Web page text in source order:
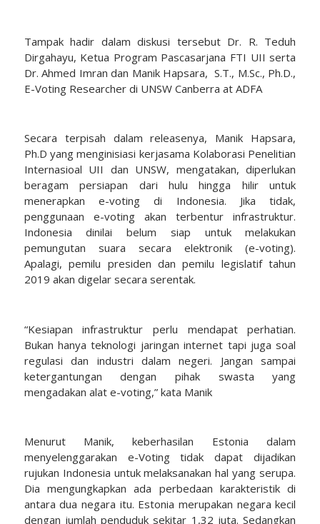
Tampak hadir dalam diskusi tersebut Dr. R. Teduh
Dirgahayu, Ketua Program Pascasarjana FTI UII serta
Dr. Ahmed Imran dan Manik Hapsara, S.T., M.Sc., Ph.D.,
E-Voting Researcher di UNSW Canberra at ADFA
Secara terpisah dalam releasenya, Manik Hapsara,
Ph.D yang menginisiasi kerjasama Kolaborasi Penelitian
Internasioal UII dan UNSW, mengatakan, diperlukan
beragam persiapan dari hulu hingga hilir untuk
menerapkan e-voting di Indonesia. Jika tidak,
penggunaan e-voting akan terbentur infrastruktur.
Indonesia dinilai belum siap untuk melakukan
pemungutan suara secara elektronik (e-voting).
Apalagi, pemilu presiden dan pemilu legislatif tahun
2019 akan digelar secara serentak.
“Kesiapan infrastruktur perlu mendapat perhatian.
Bukan hanya teknologi jaringan internet tapi juga soal
regulasi dan industri dalam negeri. Jangan sampai
ketergantungan dengan pihak swasta yang
mengadakan alat e-voting,” kata Manik
Menurut Manik, keberhasilan Estonia dalam
menyelenggarakan e-Voting tidak dapat dijadikan
rujukan Indonesia untuk melaksanakan hal yang serupa.
Dia mengungkapkan ada perbedaan karakteristik di
antara dua negara itu. Estonia merupakan negara kecil
dengan jumlah penduduk sekitar 1,32 juta. Sedangkan